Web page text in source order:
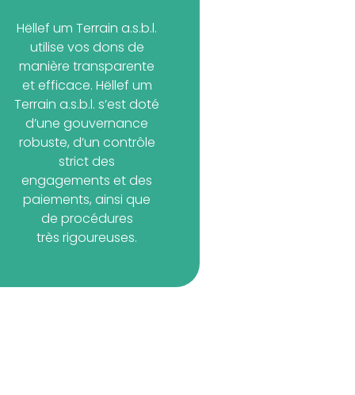
Hëllef um Terrain a.s.b.l.
utilise vos dons de
manière transparente
et efficace. Hëllef um
Terrain a.s.b.l. s’est doté
d’une gouvernance
robuste, d’un contrôle
strict des
engagements et des
paiements, ainsi que
de procédures
très rigoureuses.